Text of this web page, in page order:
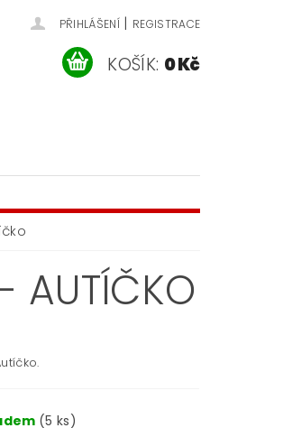
PŘIHLÁŠENÍ | REGISTRACE
KOŠÍK: 0 Kč
AUTÍČKO
(5 ks)